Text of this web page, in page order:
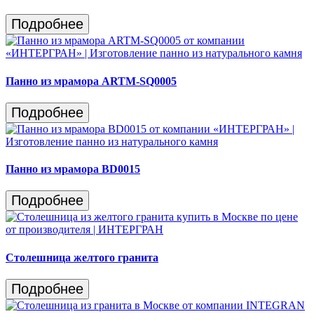
Подробнее
Панно из мрамора ARTM-SQ0005
Подробнее
Панно из мрамора BD0015
Подробнее
Столешница желтого гранита
Подробнее